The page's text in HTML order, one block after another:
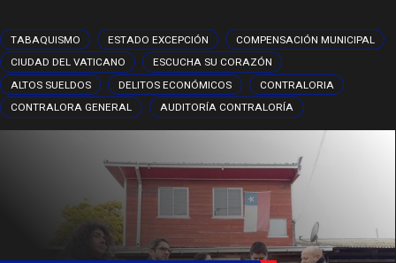
TABAQUISMO ESTADO EXCEPCIÓN
COMPENSACIÓN MUNICIPAL
CIUDAD DEL VATICANO
ESCUCHA SU CORAZÓN
ALTOS SUELDOS
DELITOS ECONÓMICOS
CONTRALORIA
CONTRALORA GENERAL
AUDITORÍA CONTRALORÍA